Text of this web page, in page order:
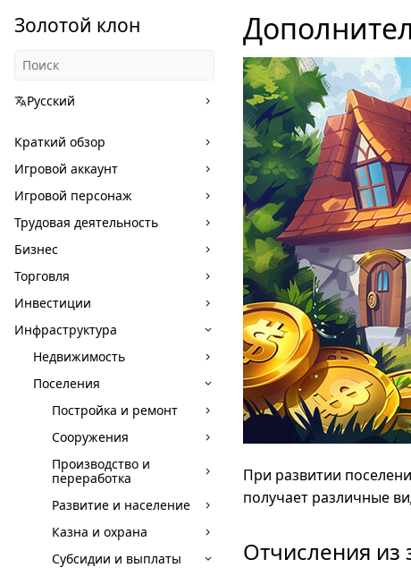
Золотой клон
Русский
Краткий обзор
Игровой аккаунт
Игровой персонаж
Трудовая деятельность
Бизнес
Торговля
Инвестиции
Инфраструктура
Недвижимость
Поселения
Постройка и ремонт
Сооружения
Производство и
переработка
Развитие и население
Казна и охрана
Субсидии и выплаты
При развитии
получает различные
Отчисления из